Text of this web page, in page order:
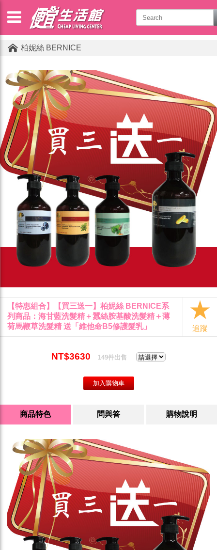
柏妮絲 BERNICE
【特惠組合】【買三送一】柏妮絲 BERNICE系
列商品：海甘藍洗髮精＋蠶絲胺基酸洗髮精＋薄
荷馬鞭草洗髮精 送「維他命B5修護髮乳」
追蹤
NT$3630 149件出售
商品特色 問與答 購物說明